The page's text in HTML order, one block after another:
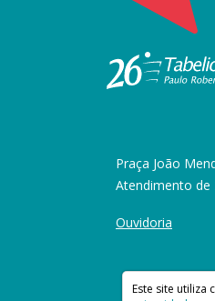
Praça João
Atendimento de
Ouvidoria
Este site utiliza